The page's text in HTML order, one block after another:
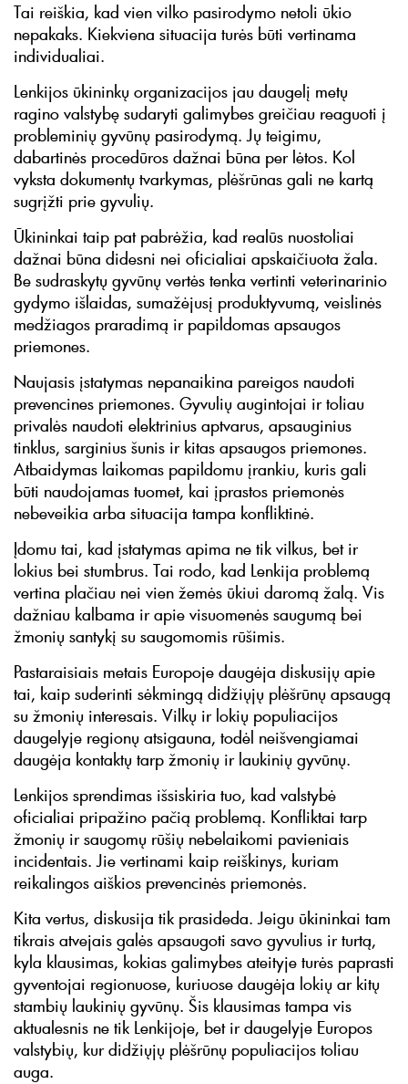
Tai reiškia, kad vien vilko pasirodymo netoli ūkio
nepakaks. Kiekviena situacija turės būti vertinama
individualiai.
Lenkijos ūkininkų organizacijos jau daugelį metų
ragino valstybę sudaryti galimybes greičiau reaguoti į
probleminių gyvūnų pasirodymą. Jų teigimu,
dabartinės procedūros dažnai būna per lėtos. Kol
vyksta dokumentų tvarkymas, plėšrūnas gali ne kartą
sugrįžti prie gyvulių.
Ūkininkai taip pat pabrėžia, kad realūs nuostoliai
dažnai būna didesni nei oficialiai apskaičiuota žala.
Be sudraskytų gyvūnų vertės tenka vertinti veterinarinio
gydymo išlaidas, sumažėjusį produktyvumą, veislinės
medžiagos praradimą ir papildomas apsaugos
priemones.
Naujasis įstatymas nepanaikina pareigos naudoti
prevencines priemones. Gyvulių augintojai ir toliau
privalės naudoti elektrinius aptvarus, apsauginius
tinklus, sarginius šunis ir kitas apsaugos priemones.
Atbaidymas laikomas papildomu įrankiu, kuris gali
būti naudojamas tuomet, kai įprastos priemonės
nebeveikia arba situacija tampa konfliktinė.
Įdomu tai, kad įstatymas apima ne tik vilkus, bet ir
lokius bei stumbrus. Tai rodo, kad Lenkija problemą
vertina plačiau nei vien žemės ūkiui daromą žalą. Vis
dažniau kalbama ir apie visuomenės saugumą bei
žmonių santykį su saugomomis rūšimis.
Pastaraisiais metais Europoje daugėja diskusijų apie
tai, kaip suderinti sėkmingą didžiųjų plėšrūnų apsaugą
su žmonių interesais. Vilkų ir lokių populiacijos
daugelyje regionų atsigauna, todėl neišvengiamai
daugėja kontaktų tarp žmonių ir laukinių gyvūnų.
Lenkijos sprendimas išsiskiria tuo, kad valstybė
oficialiai pripažino pačią problemą. Konfliktai tarp
žmonių ir saugomų rūšių nebelaikomi pavieniais
incidentais. Jie vertinami kaip reiškinys, kuriam
reikalingos aiškios prevencinės priemonės.
Kita vertus, diskusija tik prasideda. Jeigu ūkininkai tam
tikrais atvejais galės apsaugoti savo gyvulius ir turtą,
kyla klausimas, kokias galimybes ateityje turės paprasti
gyventojai regionuose, kuriuose daugėja lokių ar kitų
stambių laukinių gyvūnų. Šis klausimas tampa vis
aktualesnis ne tik Lenkijoje, bet ir daugelyje Europos
valstybių, kur didžiųjų plėšrūnų populiacijos toliau
auga.